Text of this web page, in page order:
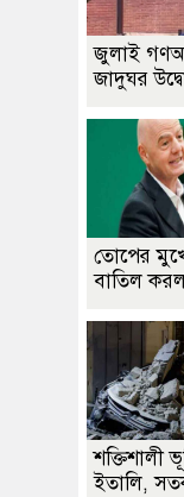
জুলাই
জাদুঘর
তোপের
বাতিল
শক্তিশালী
ইতালি,